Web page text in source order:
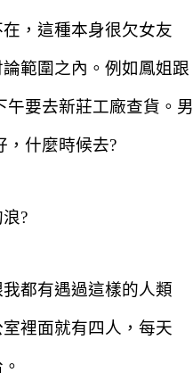
，這種本身很欠女友
範圍之內。例如鳳姐跟
午要去新莊工廠查貨。男
，什麼時候去?
?
都有遇過這樣的人類
裡面就有四人，每天